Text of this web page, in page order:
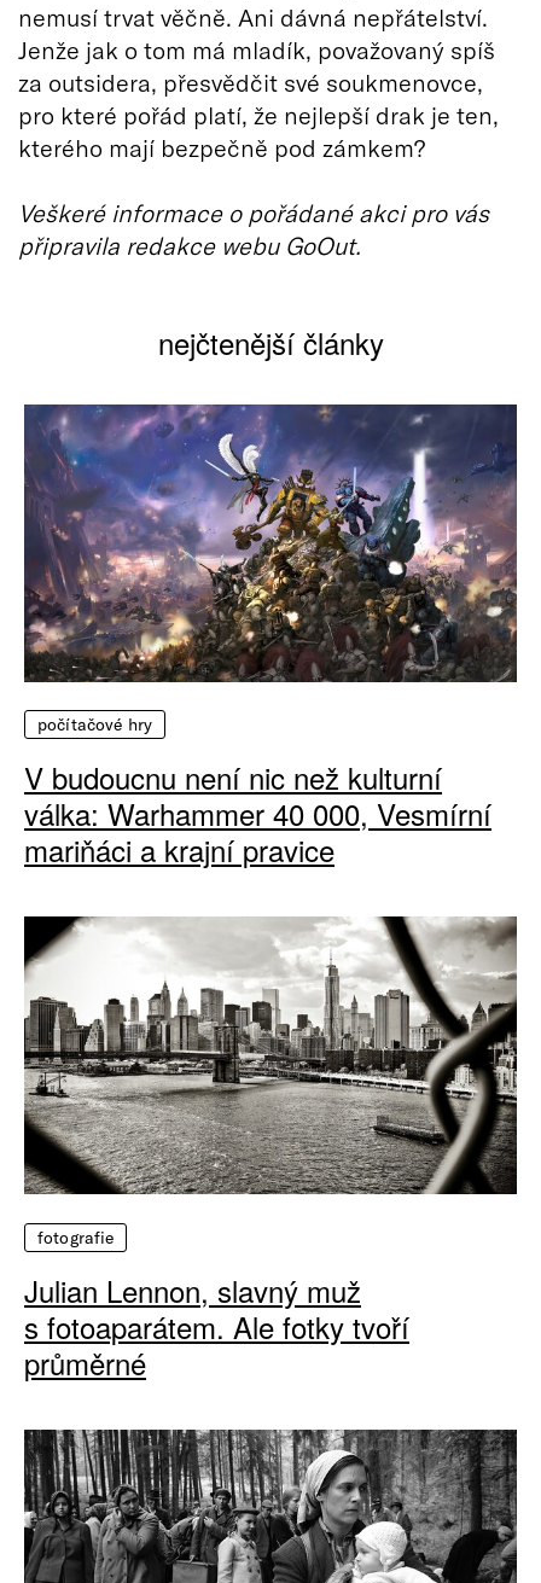
nemusí trvat věčně. Ani dávná nepřátelství.
Jenže jak o tom má mladík, považovaný spíš
za outsidera, přesvědčit své soukmenovce,
pro které pořád platí, že nejlepší drak je ten,
kterého mají bezpečně pod zámkem?
Veškeré informace o pořádané akci pro vás
připravila redakce webu GoOut.
nejčtenější články
počítačové hry
V budoucnu není nic než kulturní
válka: Warhammer 40 000, Vesmírní
mariňáci a krajní pravice
fotografie
Julian Lennon, slavný muž
s fotoaparátem. Ale fotky tvoří
průměrné